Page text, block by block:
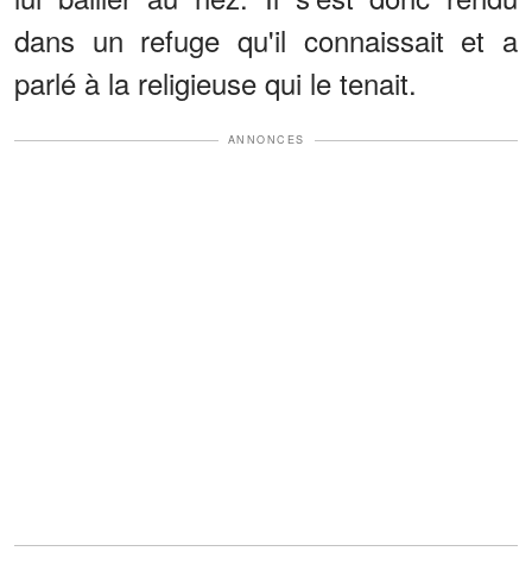
dans un refuge qu'il connaissait et a
parlé à la religieuse qui le tenait.
ANNONCES